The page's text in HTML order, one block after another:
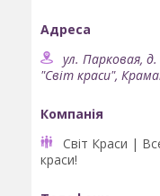
ул. Парковая,
"Світ краси",
Світ Краси |
краси!